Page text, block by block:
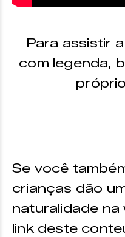
Para assistir
com legenda,
Se você
crianças dão
naturalidade na
link deste